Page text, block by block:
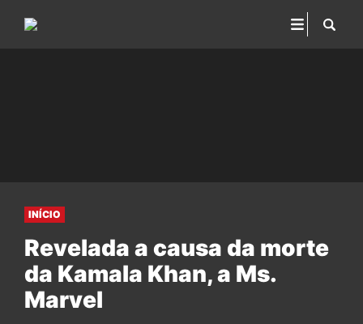
INÍCIO
Revelada a causa da morte
da Kamala Khan, a Ms.
Marvel